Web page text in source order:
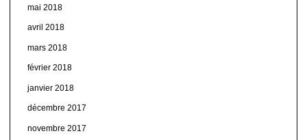
mai 2018
avril 2018
mars 2018
février 2018
janvier 2018
décembre 2017
novembre 2017